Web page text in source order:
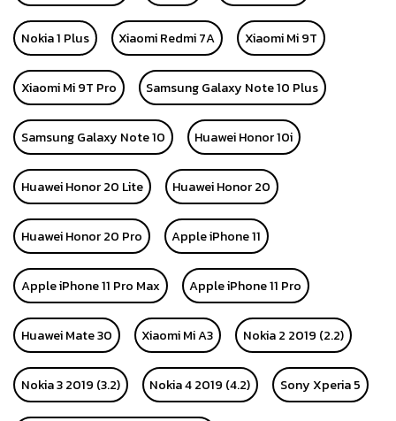
Nokia 1 Plus Xiaomi Redmi 7A Xiaomi Mi 9T
Xiaomi Mi 9T Pro Samsung Galaxy Note 10 Plus
Samsung Galaxy Note 10 Huawei Honor 10i
Huawei Honor 20 Lite Huawei Honor 20
Huawei Honor 20 Pro Apple iPhone 11
Apple iPhone 11 Pro Max Apple iPhone 11 Pro
Huawei Mate 30 Xiaomi Mi A3 Nokia 2 2019 (2.2)
Nokia 3 2019 (3.2) Nokia 4 2019 (4.2) Sony Xperia 5